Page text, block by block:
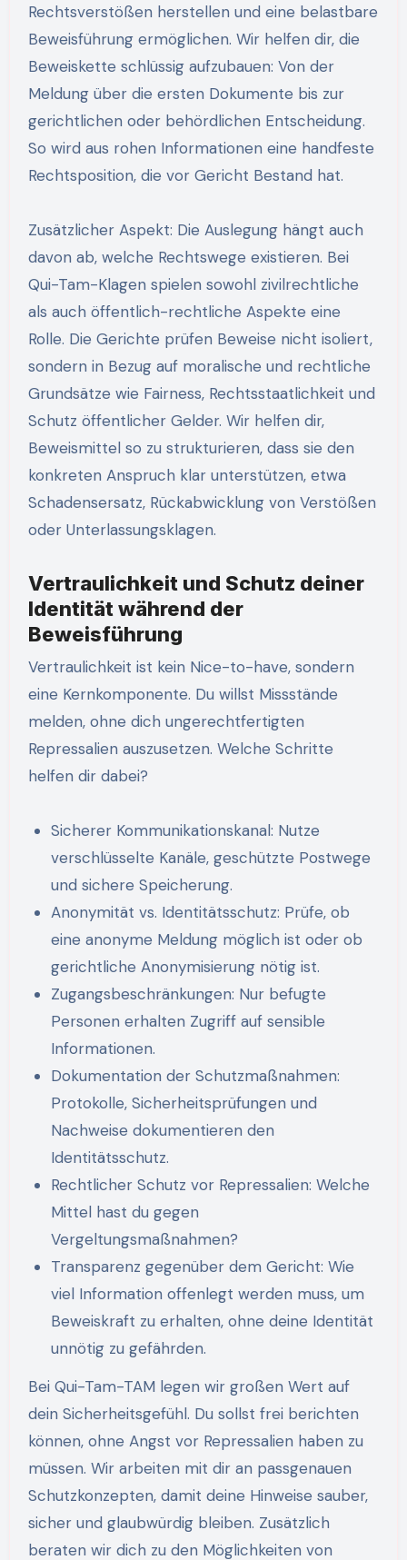
Rechtsverstößen herstellen und eine belastbare
Beweisführung ermöglichen. Wir helfen dir, die
Beweiskette schlüssig aufzubauen: Von der
Meldung über die ersten Dokumente bis zur
gerichtlichen oder behördlichen Entscheidung.
So wird aus rohen Informationen eine handfeste
Rechtsposition, die vor Gericht Bestand hat.
Zusätzlicher Aspekt: Die Auslegung hängt auch
davon ab, welche Rechtswege existieren. Bei
Qui-Tam-Klagen spielen sowohl zivilrechtliche
als auch öffentlich-rechtliche Aspekte eine
Rolle. Die Gerichte prüfen Beweise nicht isoliert,
sondern in Bezug auf moralische und rechtliche
Grundsätze wie Fairness, Rechtsstaatlichkeit und
Schutz öffentlicher Gelder. Wir helfen dir,
Beweismittel so zu strukturieren, dass sie den
konkreten Anspruch klar unterstützen, etwa
Schadensersatz, Rückabwicklung von Verstößen
oder Unterlassungsklagen.
Vertraulichkeit und Schutz deiner
Identität während der
Beweisführung
Vertraulichkeit ist kein Nice-to-have, sondern
eine Kernkomponente. Du willst Missstände
melden, ohne dich ungerechtfertigten
Repressalien auszusetzen. Welche Schritte
helfen dir dabei?
Sicherer Kommunikationskanal: Nutze
verschlüsselte Kanäle, geschützte Postwege
und sichere Speicherung.
Anonymität vs. Identitätsschutz: Prüfe, ob
eine anonyme Meldung möglich ist oder ob
gerichtliche Anonymisierung nötig ist.
Zugangsbeschränkungen: Nur befugte
Personen erhalten Zugriff auf sensible
Informationen.
Dokumentation der Schutzmaßnahmen:
Protokolle, Sicherheitsprüfungen und
Nachweise dokumentieren den
Identitätsschutz.
Rechtlicher Schutz vor Repressalien: Welche
Mittel hast du gegen
Vergeltungsmaßnahmen?
Transparenz gegenüber dem Gericht: Wie
viel Information offenlegt werden muss, um
Beweiskraft zu erhalten, ohne deine Identität
unnötig zu gefährden.
Bei Qui-Tam-TAM legen wir großen Wert auf
dein Sicherheitsgefühl. Du sollst frei berichten
können, ohne Angst vor Repressalien haben zu
müssen. Wir arbeiten mit dir an passgenauen
Schutzkonzepten, damit deine Hinweise sauber,
sicher und glaubwürdig bleiben. Zusätzlich
beraten wir dich zu den Möglichkeiten von